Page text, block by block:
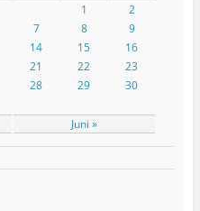
Juni »
1
2
7 8
9
14 15
16
21 22
23
28 29
30